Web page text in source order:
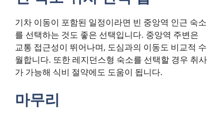
기차 이동이 포함된 일정이라면 빈 중앙역 인근 숙소
를 선택하는 것도 좋은 선택입니다. 중앙역 주변은
교통 접근성이 뛰어나며, 도심과의 이동도 비교적 수
월합니다. 또한 레지던스형 숙소를 선택할 경우 취사
가 가능해 식비 절약에도 도움이 됩니다.
마무리